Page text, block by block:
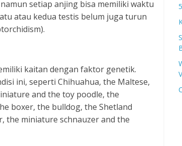
setiap anjing bisa memiliki waktu
atau kedua testis belum juga turun
kaitan dengan faktor genetik.
ini, seperti Chihuahua, the Maltese,
and the toy poodle, the
boxer, the bulldog, the Shetland
the miniature schnauzer and the